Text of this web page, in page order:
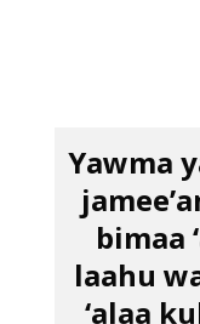
Yawma
bimaa
laahu
‘alaa